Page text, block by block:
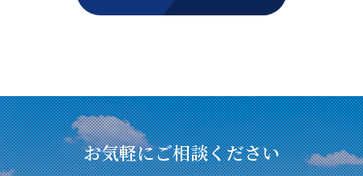
お気軽にご相談ください